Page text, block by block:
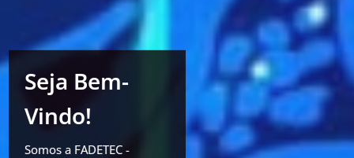
Seja Bem-
Vindo!
Somos a FADETEC -